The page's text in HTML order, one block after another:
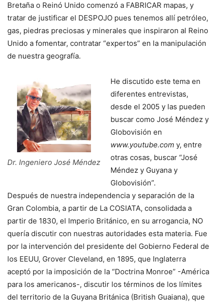
Bretaña o Reinó Unido comenzó a FABRICAR mapas, y
tratar de justificar el DESPOJO pues tenemos allí petróleo,
gas, piedras preciosas y minerales que inspiraron al Reino
Unido a fomentar, contratar “expertos” en la manipulación
de nuestra geografía.
Dr. Ingeniero José Méndez
He discutido este tema en
diferentes entrevistas,
desde el 2005 y las pueden
buscar como José Méndez y
Globovisión en
www.youtube.com y, entre
otras cosas, buscar “José
Méndez y Guyana y
Globovisión”.
Después de nuestra independencia y separación de la
Gran Colombia, a partir de La COSIATA, consolidada a
partir de 1830, el Imperio Británico, en su arrogancia, NO
quería discutir con nuestras autoridades esta materia. Fue
por la intervención del presidente del Gobierno Federal de
los EEUU, Grover Cleveland, en 1895, que Inglaterra
aceptó por la imposición de la “Doctrina Monroe” -América
para los americanos-, discutir los términos de los límites
del territorio de la Guyana Británica (British Guaiana), que